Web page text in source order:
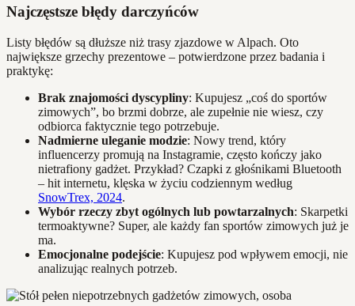
Najczęstsze błędy darczyńców
Listy błędów są dłuższe niż trasy zjazdowe w Alpach. Oto
największe grzechy prezentowe – potwierdzone przez badania i
praktykę:
Brak znajomości dyscypliny: Kupujesz „coś do sportów
zimowych”, bo brzmi dobrze, ale zupełnie nie wiesz, czy
odbiorca faktycznie tego potrzebuje.
Nadmierne uleganie modzie: Nowy trend, który
influencerzy promują na Instagramie, często kończy jako
nietrafiony gadżet. Przykład? Czapki z głośnikami Bluetooth
– hit internetu, klęska w życiu codziennym według
SnowTrex, 2024.
Wybór rzeczy zbyt ogólnych lub powtarzalnych: Skarpetki
termoaktywne? Super, ale każdy fan sportów zimowych już je
ma.
Emocjonalne podejście: Kupujesz pod wpływem emocji, nie
analizując realnych potrzeb.